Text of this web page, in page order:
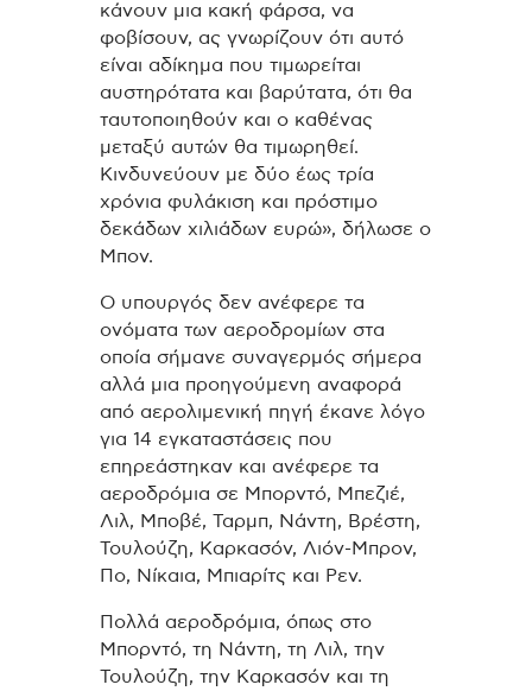
κάνουν μια κακή φάρσα, να
φοβίσουν, ας γνωρίζουν ότι αυτό
είναι αδίκημα που τιμωρείται
αυστηρότατα και βαρύτατα, ότι θα
ταυτοποιηθούν και ο καθένας
μεταξύ αυτών θα τιμωρηθεί.
Κινδυνεύουν με δύο έως τρία
χρόνια φυλάκιση και πρόστιμο
δεκάδων χιλιάδων ευρώ», δήλωσε ο
Μπον.
Ο υπουργός δεν ανέφερε τα
ονόματα των αεροδρομίων στα
οποία σήμανε συναγερμός σήμερα
αλλά μια προηγούμενη αναφορά
από αερολιμενική πηγή έκανε λόγο
για 14 εγκαταστάσεις που
επηρεάστηκαν και ανέφερε τα
αεροδρόμια σε Μπορντό, Μπεζιέ,
Λιλ, Μποβέ, Ταρμπ, Νάντη, Βρέστη,
Τουλούζη, Καρκασόν, Λιόν-Μπρον,
Πο, Νίκαια, Μπιαρίτς και Ρεν.
Πολλά αεροδρόμια, όπως στο
Μπορντό, τη Νάντη, τη Λιλ, την
Τουλούζη, την Καρκασόν και τη